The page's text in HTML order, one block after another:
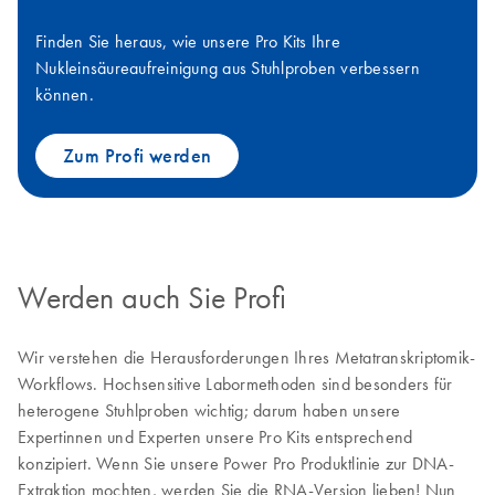
Finden Sie heraus, wie unsere Pro Kits Ihre
Nukleinsäureaufreinigung aus Stuhlproben verbessern
können.
Zum Profi werden
Werden auch Sie Profi
Wir verstehen die Herausforderungen Ihres Metatranskriptomik-
Workflows. Hochsensitive Labormethoden sind besonders für
heterogene Stuhlproben wichtig; darum haben unsere
Expertinnen und Experten unsere Pro Kits entsprechend
konzipiert. Wenn Sie unsere Power Pro Produktlinie zur DNA-
Extraktion mochten, werden Sie die RNA-Version lieben! Nun